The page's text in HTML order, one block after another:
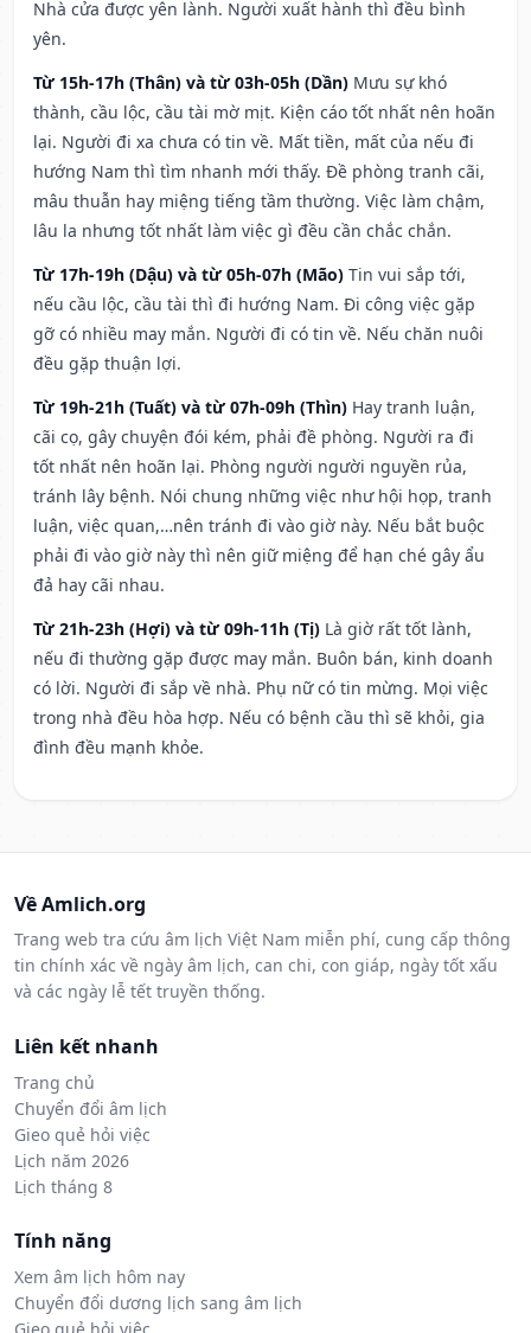
Nhà cửa được yên lành. Người xuất hành thì đều bình
yên.
Từ 15h-17h (Thân) và từ 03h-05h (Dần) Mưu sự khó
thành, cầu lộc, cầu tài mờ mịt. Kiện cáo tốt nhất nên hoãn
lại. Người đi xa chưa có tin về. Mất tiền, mất của nếu đi
hướng Nam thì tìm nhanh mới thấy. Đề phòng tranh cãi,
mâu thuẫn hay miệng tiếng tầm thường. Việc làm chậm,
lâu la nhưng tốt nhất làm việc gì đều cần chắc chắn.
Từ 17h-19h (Dậu) và từ 05h-07h (Mão) Tin vui sắp tới,
nếu cầu lộc, cầu tài thì đi hướng Nam. Đi công việc gặp
gỡ có nhiều may mắn. Người đi có tin về. Nếu chăn nuôi
đều gặp thuận lợi.
Từ 19h-21h (Tuất) và từ 07h-09h (Thìn) Hay tranh luận,
cãi cọ, gây chuyện đói kém, phải đề phòng. Người ra đi
tốt nhất nên hoãn lại. Phòng người người nguyền rủa,
tránh lây bệnh. Nói chung những việc như hội họp, tranh
luận, việc quan,…nên tránh đi vào giờ này. Nếu bắt buộc
phải đi vào giờ này thì nên giữ miệng để hạn ché gây ẩu
đả hay cãi nhau.
Từ 21h-23h (Hợi) và từ 09h-11h (Tị) Là giờ rất tốt lành,
nếu đi thường gặp được may mắn. Buôn bán, kinh doanh
có lời. Người đi sắp về nhà. Phụ nữ có tin mừng. Mọi việc
trong nhà đều hòa hợp. Nếu có bệnh cầu thì sẽ khỏi, gia
đình đều mạnh khỏe.
Về Amlich.org
Trang web tra cứu âm lịch Việt Nam miễn phí, cung cấp thông
tin chính xác về ngày âm lịch, can chi, con giáp, ngày tốt xấu
và các ngày lễ tết truyền thống.
Liên kết nhanh
Trang chủ
Chuyển đổi âm lịch
Gieo quẻ hỏi việc
Lịch năm 2026
Lịch tháng 8
Tính năng
Xem âm lịch hôm nay
Chuyển đổi dương lịch sang âm lịch